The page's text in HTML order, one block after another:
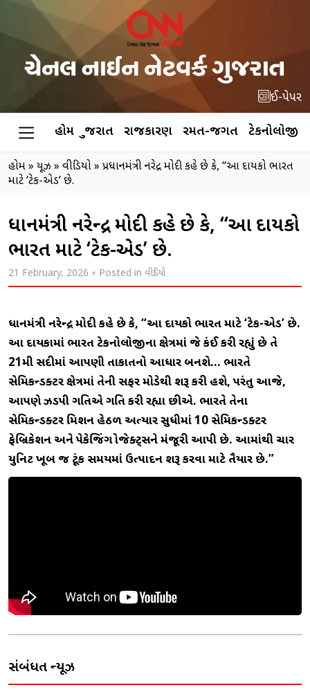
ઈ-પેપર
હોમ ગુજરાત રાજકારણ રમત-જગત ટેકનોલોજી
હોમ» ન્યૂઝ » વીડિયો» પ્રધાનમંત્રી નરેન્દ્ર મોદી કહે છે કે, “આ દાયકો ભારત
માટે ‘ટેક-એડ’ છે.
પ્રધાનમંત્રી નરેન્દ્ર મોદી કહે છે કે, “આ દાયકો
ભારત માટે ‘ટેક-એડ’ છે.
21 February, 2026 Posted in વીડિયો
પ્રધાનમંત્રી નરેન્દ્ર મોદી કહે છે કે, “આ દાયકો ભારત માટે ‘ટેક-એડ’ છે.
આ દાયકામાં ભારત ટેકનોલોજીના ક્ષેત્રમાં જે કંઈ કરી રહ્યું છે તે
21મી સદીમાં આપણી તાકાતનો આધાર બનશે… ભારતે
સેમિકન્ડક્ટર ક્ષેત્રમાં તેની સફર મોડેથી શરૂ કરી હશે, પરંતુ આજે,
આપણે ઝડપી ગતિએ પ્રગતિ કરી રહ્યા છીએ. ભારતે તેના
સેમિકન્ડક્ટર મિશન હેઠળ અત્યાર સુધીમાં 10 સેમિકન્ડક્ટર
ફેબ્રિકેશન અને પેકેજિંગ પ્રોજેક્ટ્સને મંજૂરી આપી છે. આમાંથી ચાર
યુનિટ ખૂબ જ ટૂંક સમયમાં ઉત્પાદન શરૂ કરવા માટે તૈયાર છે.”
સંબંધિત ન્યૂઝ